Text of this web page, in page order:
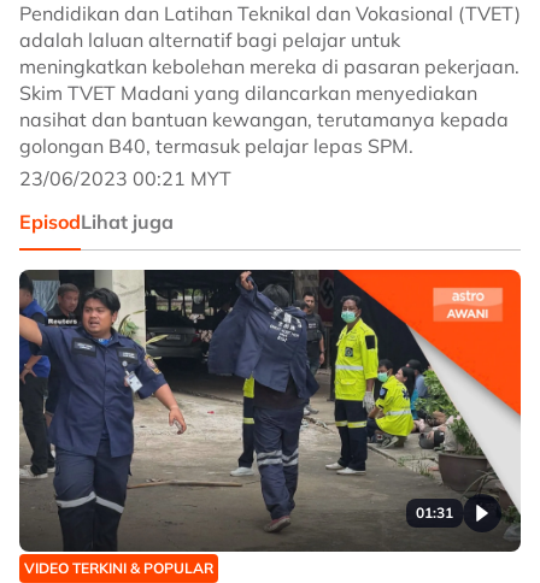
Pendidikan dan Latihan Teknikal dan Vokasional (TVET)
adalah laluan alternatif bagi pelajar untuk
meningkatkan kebolehan mereka di pasaran pekerjaan.
Skim TVET Madani yang dilancarkan menyediakan
nasihat dan bantuan kewangan, terutamanya kepada
golongan B40, termasuk pelajar lepas SPM.
23/06/2023 00:21 MYT
EpisodLihat juga
01:31
VIDEO TERKINI & POPULAR